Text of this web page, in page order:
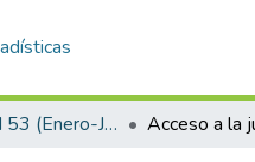
REVISTA IIDH 53 (Enero-Junio 2010 - XX aniversario del Programa Derechos Humanos de las Mujeres)